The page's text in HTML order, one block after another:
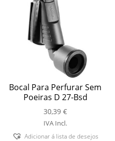
Bocal Para Perfurar Sem
Poeiras D 27-Bsd
30,39€
IVA Incl.
Adicionar á lista de desejos